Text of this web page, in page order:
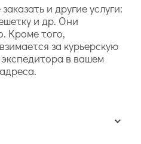
и другие услуги:
и др. Они
Кроме того,
за курьерскую
в вашем